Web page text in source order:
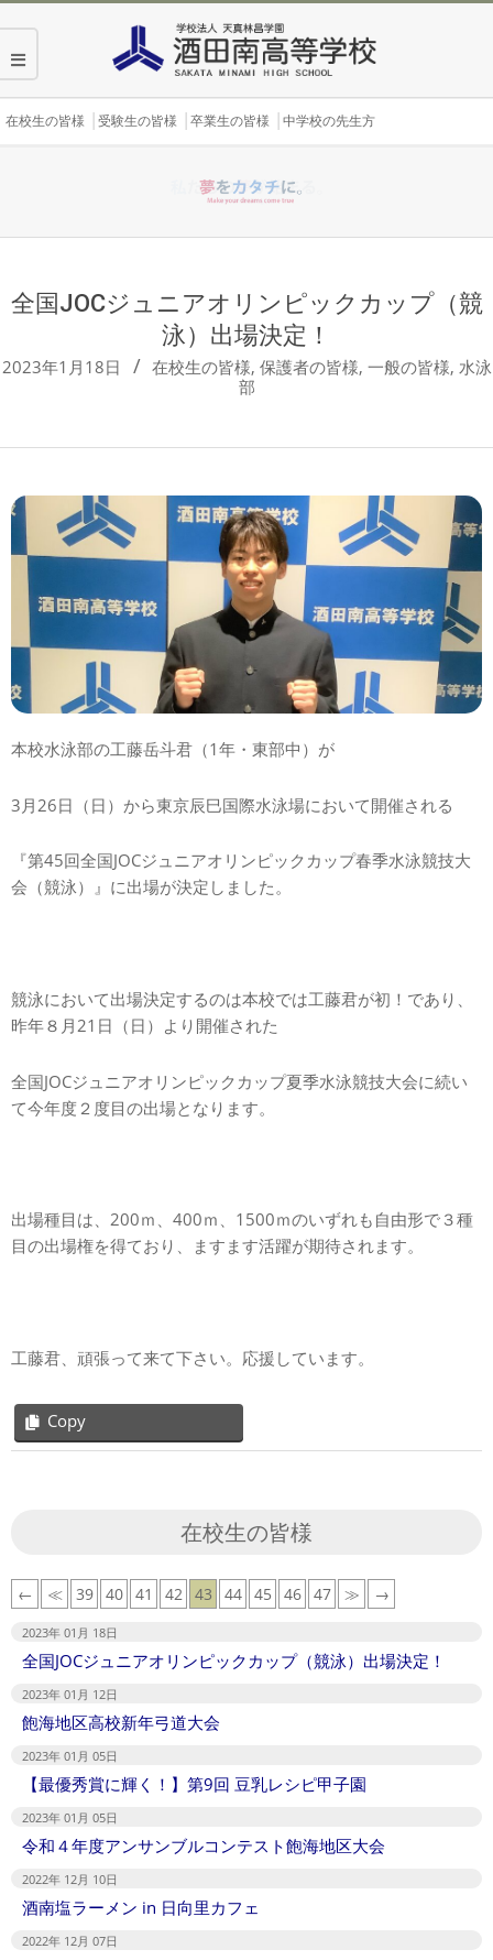
content
Secondary
在校生の皆様 受験生の皆様 卒業生の皆様 中学校の先生方
全国JOCジュニアオリンピックカップ（競
泳）出場決定！
2023年1月18日 在校生の皆様, 保護者の皆様, 一般の皆様, 水泳
部
本校水泳部の工藤岳斗君（1年・東部中）が
3月26日（日）から東京辰巳国際水泳場において開催される
『第45回全国JOCジュニアオリンピックカップ春季水泳競技大
会（競泳）』に出場が決定しました。
競泳において出場決定するのは本校では工藤君が初！であり、
昨年８月21日（日）より開催された
全国JOCジュニアオリンピックカップ夏季水泳競技大会に続い
て今年度２度目の出場となります。
出場種目は、200ｍ、400ｍ、1500ｍのいずれも自由形で３種
目の出場権を得ており、ますます活躍が期待されます。
工藤君、頑張って来て下さい。応援しています。
Copy
在校生の皆様
← ≪ 39 40 41 42 43 44 45 46 47 ≫ →
2023年 01月 18日
全国JOCジュニアオリンピックカップ（競泳）出場決定！
2023年 01月 12日
飽海地区高校新年弓道大会
2023年 01月 05日
【最優秀賞に輝く！】第9回 豆乳レシピ甲子園
2023年 01月 05日
令和４年度アンサンブルコンテスト飽海地区大会
2022年 12月 10日
酒南塩ラーメン in 日向里カフェ
2022年 12月 07日